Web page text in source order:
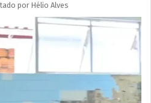
por Hélio Alves